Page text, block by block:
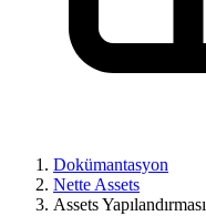
Dokümantasyon
Nette Assets
Assets Yapılandırması